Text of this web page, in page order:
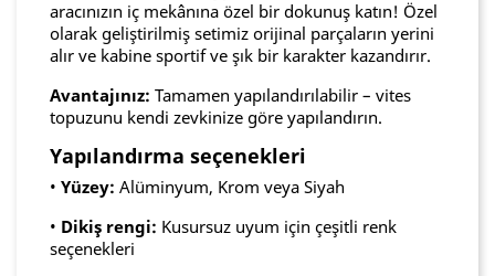
aracınızın iç mekânına özel bir dokunuş katın! Özel
olarak geliştirilmiş setimiz orijinal parçaların yerini
alır ve kabine sportif ve şık bir karakter kazandırır.
Avantajınız: Tamamen yapılandırılabilir – vites
topuzunu kendi zevkinize göre yapılandırın.
Yapılandırma seçenekleri
• Yüzey: Alüminyum, Krom veya Siyah
• Dikiş rengi: Kusursuz uyum için çeşitli renk
seçenekleri